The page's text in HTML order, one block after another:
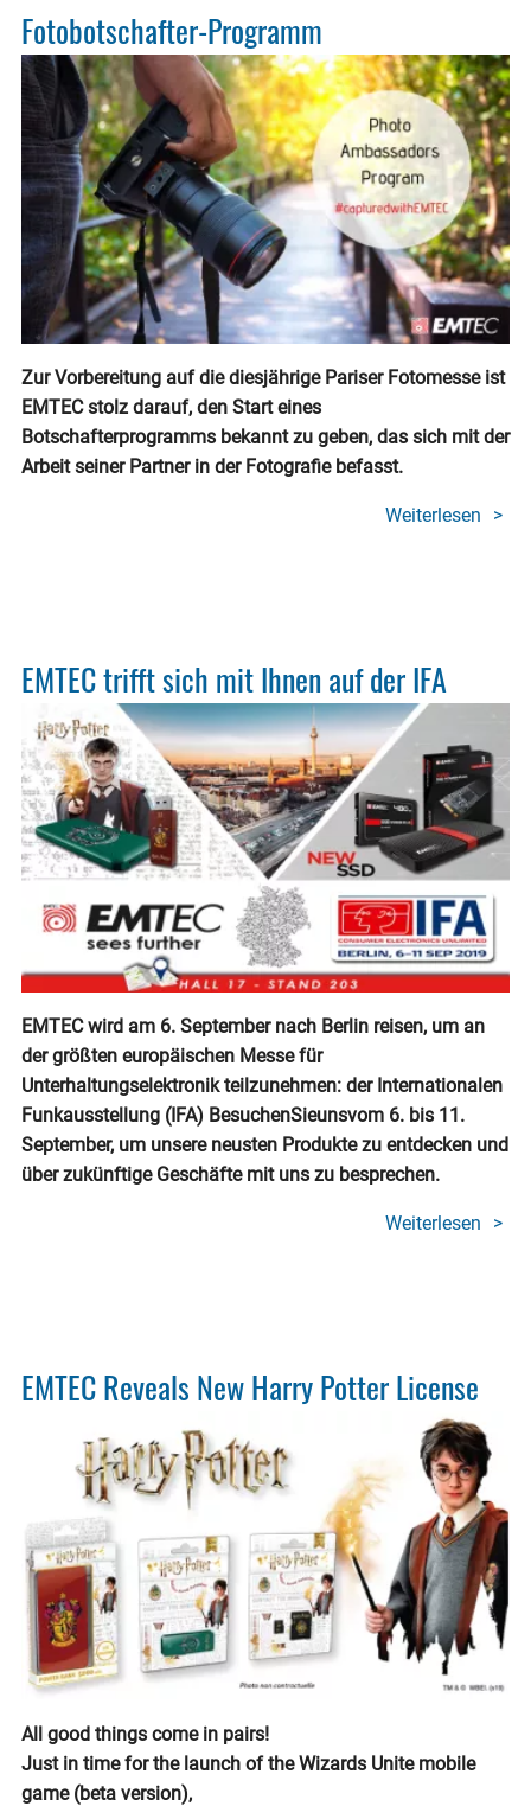
Fotobotschafter-Programm
Zur Vorbereitung auf die diesjährige Pariser Fotomesse ist
EMTEC stolz darauf, den Start eines
Botschafterprogramms bekannt zu geben, das sich mit der
Arbeit seiner Partner in der Fotografie befasst.
Weiterlesen über
EMTEC trifft sich mit Ihnen auf der IFA
EMTEC wird am 6. September nach Berlin reisen, um an
der größten europäischen Messe für
Unterhaltungselektronik teilzunehmen: der Internationalen
Funkausstellung (IFA) BesuchenSieunsvom 6. bis 11.
September, um unsere neusten Produkte zu entdecken und
über zukünftige Geschäfte mit uns zu besprechen.
Weiterlesen über
der
IFA
EMTEC Reveals New Harry Potter License
All good things come in pairs!
Just in time for the launch of the Wizards Unite mobile
game (beta version),